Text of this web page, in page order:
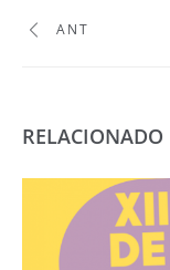
ANT
RELACIONADO